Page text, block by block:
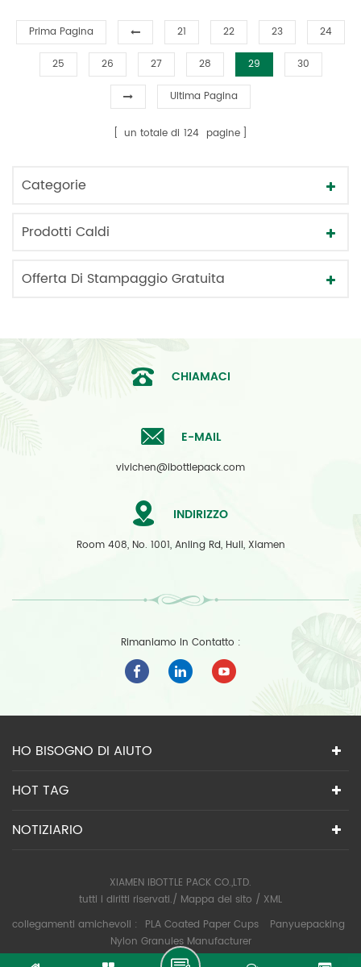
Prima Pagina 21 22 23 24
25 26 27 28 29 30
Ultima Pagina
un totale di 124 pagine
Categorie
Prodotti Caldi
Offerta Di Stampaggio Gratuita
CHIAMACI
E-MAIL
vivichen@ibottlepack.com
INDIRIZZO
Room 408, No. 1001, Anling Rd, Huli, Xiamen
Rimaniamo In Contatto :
HO BISOGNO DI AIUTO
HOT TAG
NOTIZIARIO
XIAMEN IBOTTLE PACK CO.,LTD.
tutti i diritti riservati./ Mappa del sito / XML
collegamenti amichevoli :
PLA Coated Paper Cups
Panyuepacking
Nylon Granules Manufacturer